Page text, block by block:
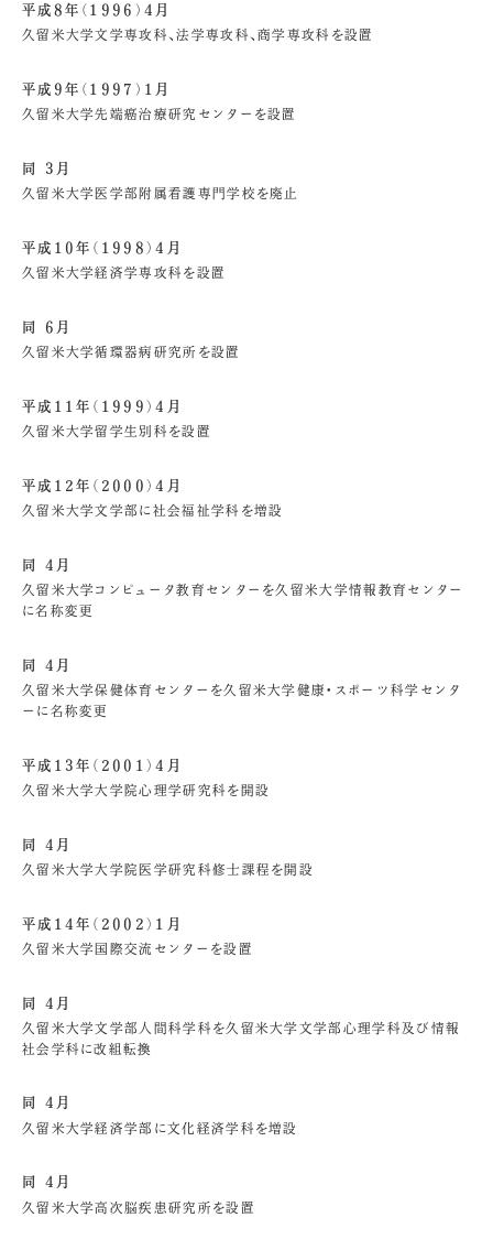
平成8年（1996）4月
久留米大学文学専攻科、法学専攻科、商学専攻科を設置
平成9年（1997）1月
久留米大学先端癌治療研究センターを設置
同 3月
久留米大学医学部附属看護専門学校を廃止
平成10年（1998）4月
久留米大学経済学専攻科を設置
同 6月
久留米大学循環器病研究所を設置
平成11年（1999）4月
久留米大学留学生別科を設置
平成12年（2000）4月
久留米大学文学部に社会福祉学科を増設
同 4月
久留米大学コンピュータ教育センターを久留米大学情報教育センター
に名称変更
同 4月
久留米大学保健体育センターを久留米大学健康・スポーツ科学センタ
ーに名称変更
平成13年（2001）4月
久留米大学大学院心理学研究科を開設
同 4月
久留米大学大学院医学研究科修士課程を開設
平成14年（2002）1月
久留米大学国際交流センターを設置
同 4月
久留米大学文学部人間科学科を久留米大学文学部心理学科及び情報
社会学科に改組転換
同 4月
久留米大学経済学部に文化経済学科を増設
同 4月
久留米大学高次脳疾患研究所を設置